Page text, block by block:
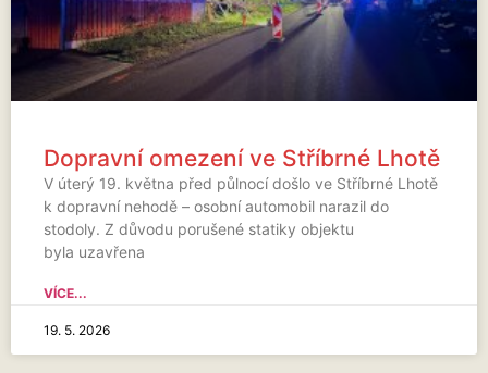
Dopravní omezení ve Stříbrné Lhotě
V úterý 19. května před půlnocí došlo ve Stříbrné Lhotě
k dopravní nehodě – osobní automobil narazil do
stodoly. Z důvodu porušené statiky objektu
byla uzavřena
VÍCE...
19. 5. 2026